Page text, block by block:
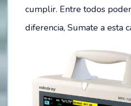
cumplir. Entre todos
diferencia, Sumate a esta